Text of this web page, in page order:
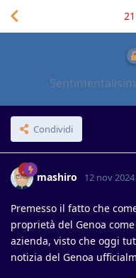
Condividi
21
mashiro 12 nov 2024
Premesso il fatto che
proprietà del Genoa
azienda, visto che oggi
notizia del Genoa